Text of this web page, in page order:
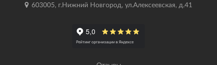
603005, г.Нижний Новгород, ул.Алексеевская, д.41